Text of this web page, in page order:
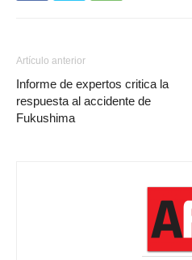
Artículo anterior
Informe de expertos critica la
respuesta al accidente de
Fukushima